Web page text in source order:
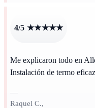
4/5 ★★★★★
Me explicaron todo en
Instalación de termo
—
Raquel C.,